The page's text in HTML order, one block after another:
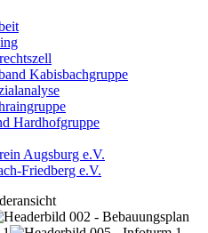
Kabisbachgruppe
Hardhofgruppe
Augsburg e.V.
Friedberg e.V.